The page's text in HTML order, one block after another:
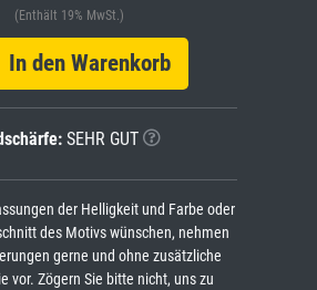
(Enthält 19% MwSt.)
den Warenkorb
SEHR GUT
der Helligkeit und Farbe oder
des Motivs wünschen, nehmen
gerne und ohne zusätzliche
vor. Zögern Sie bitte nicht, uns zu